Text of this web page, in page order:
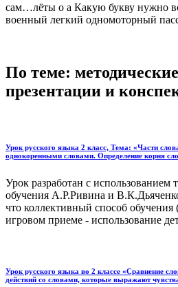
сам…лёты о а Какую букву нужно
военный легкий одномоторный
По теме:
презентации и
Урок русского языка 2 класс, Тема: «Части
однокоренными словами. Определение корня
Урок разработан с использованием
обучения А.Р.Ривина и
что коллективный способ
игровом приеме - использование
Урок русского языка во 2 классе «Сравнение
действий со словами, которые выражают